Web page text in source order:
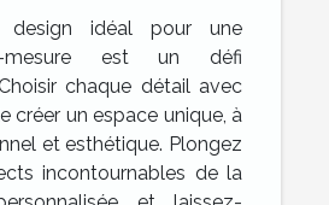
design idéal pour une
mesure est un défi
chaque détail avec
créer un espace unique, à
et esthétique. Plongez
incontournables de la